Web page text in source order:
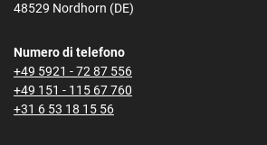
48529 Nordhorn (DE)
Numero di telefono
+49 5921 - 72 87 556
+49 151 - 115 67 760
+31 6 53 18 15 56